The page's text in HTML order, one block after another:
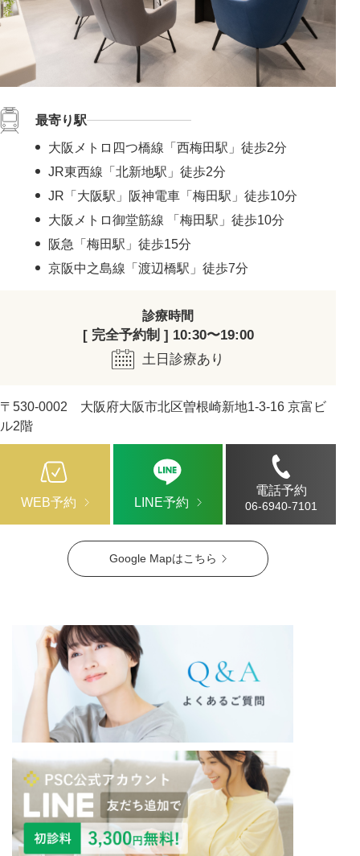
Google Mapはこちら
最寄り駅
大阪メトロ四つ橋線「西梅田駅」徒歩2分
JR東西線「北新地駅」徒歩2分
JR「大阪駅」阪神電車「梅田駅」徒歩10分
大阪メトロ御堂筋線 「梅田駅」徒歩10分
阪急「梅田駅」徒歩15分
京阪中之島線「渡辺橋駅」徒歩7分
診療時間
[ 完全予約制 ] 10:30〜19:00
土日診療あり
〒530-0002 大阪府大阪市北区曽根崎新地1-3-16 京富ビ
ル2階
WEB予約 LINE予約
電話予約
06-6940-7101